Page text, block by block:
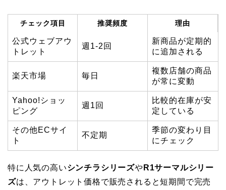
チェック項目 推奨頻度 理由
公式ウェブアウ
トレット
週1-2回
新商品が定期的
に追加される
楽天市場 毎日
複数店舗の商品
が常に変動
Yahoo!ショッ
ピング
週1回
比較的在庫が安
定している
その他ECサイ
ト
不定期
季節の変わり目
にチェック
特に人気の高いシンチラシリーズや R1サーマルシリー
ズは、アウトレット価格で販売されると短期間で完売